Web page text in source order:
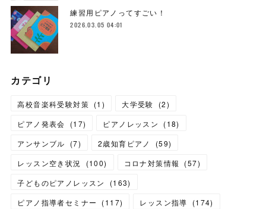
練習用ピアノってすごい！
2026.03.05 04:01
カテゴリ
高校音楽科受験対策 (1 ) 大学受験 (2)
ピアノ発表会
(17) ピアノレッスン (18)
アンサンブル
(7) 2歳知育ピアノ (59)
レッスン空き状況
(100) コロナ対策情報 (57)
子どものピアノレッスン
(163)
ピアノ指導者セミナー
(117) レッスン指導 (174)